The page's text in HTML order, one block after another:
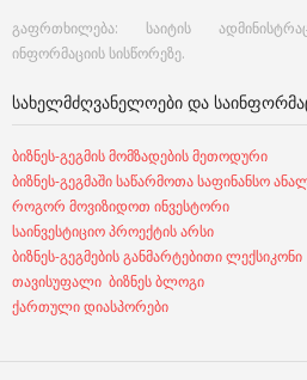
გაფრთხილება: საიტის
ინფორმაციის სისწორეზე.
ᲡᲐᲮᲔᲚᲛᲫᲦᲕᲐᲜᲔᲚᲝᲔᲑᲘ ᲓᲐ
ბიზნეს-გეგმის მომზადების მეთოდური
ბიზნეს-გეგმაში საწარმოთა საფინანსო
როგორ მოვიზიდოთ ინვესტორი
საინვესტიციო პროექტის არსი
ბიზნეს-გეგმების განმარტებითი ლექსიკონი
თავისუფალი ბიზნეს ბლოგი
ქართული დიასპორები